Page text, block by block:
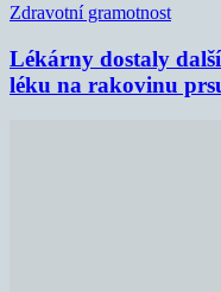
Zdravotní gramotnost
Lékárny dostaly
léku na rakovinu